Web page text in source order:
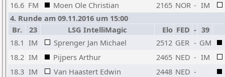
16.6 FM Moen Ole Christian 2165 NOR - IM
4. Runde am 09.11.2016 um 15:00
Br.
23 LSG IntelliMagic Elo FED - 39
18.1 IM Sprenger Jan Michael 2512 GER - GM
18.2 IM Pijpers Arthur 2465 NED - IM
18.3 IM Van Haastert Edwin 2448 NED -